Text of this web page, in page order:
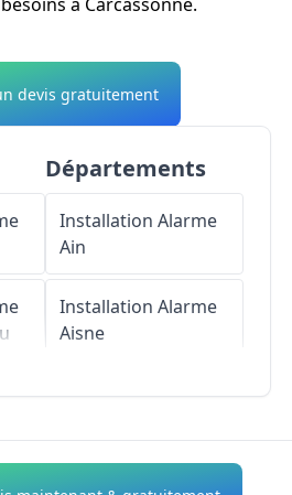
devis gratuitement
Départements
Installation Alarme
Ain
Installation Alarme
Aisne
Installation Alarme